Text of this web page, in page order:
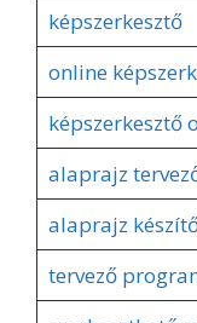
képszerkesztő
online
képszerkesztő
alaprajz
alaprajz
tervező